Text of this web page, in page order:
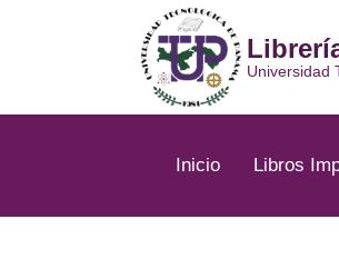
Universidad
Inicio Libros